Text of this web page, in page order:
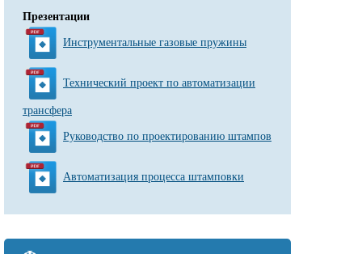
Презентации
Инструментальные газовые пружины
Технический проект по автоматизации
трансфера
Руководство по проектированию штампов
Автоматизация процесса штамповки